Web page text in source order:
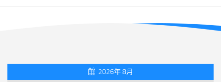
2026年 8月